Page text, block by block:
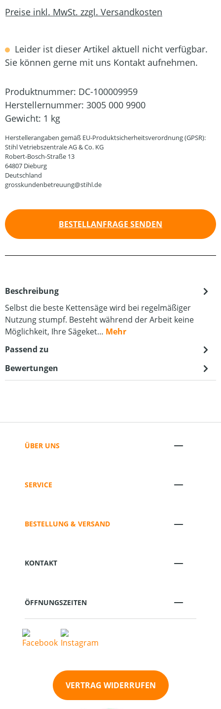
Preise inkl. MwSt. zzgl. Versandkosten
Leider ist dieser Artikel aktuell nicht verfügbar.
Sie können gerne mit uns Kontakt aufnehmen.
Produktnummer: DC-100009959
Herstellernummer: 3005 000 9900
Gewicht: 1 kg
Herstellerangaben gemäß EU-Produktsicherheitsverordnung (GPSR):
Stihl Vetriebszentrale AG & Co. KG
Robert-Bosch-Straße 13
64807 Dieburg
Deutschland
grosskundenbetreuung@stihl.de
BESTELLANFRAGE SENDEN
Beschreibung
Selbst die beste Kettensäge wird bei regelmäßiger
Nutzung stumpf. Besteht während der Arbeit keine
Möglichkeit, Ihre Sägeket… Mehr
Passend zu
Bewertungen
ÜBER UNS
SERVICE
BESTELLUNG & VERSAND
KONTAKT
ÖFFNUNGSZEITEN
VERTRAG WIDERRUFEN